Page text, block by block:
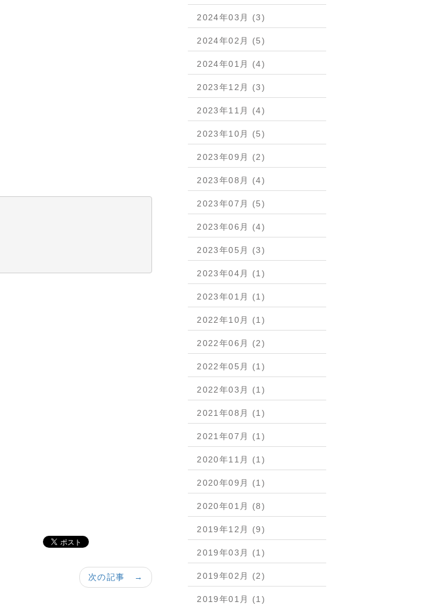
次の記事 →
2024年03月 (3)
2024年02月 (5)
2024年01月 (4)
2023年12月 (3)
2023年11月 (4)
2023年10月 (5)
2023年09月 (2)
2023年08月 (4)
2023年07月 (5)
2023年06月 (4)
2023年05月 (3)
2023年04月 (1)
2023年01月 (1)
2022年10月 (1)
2022年06月 (2)
2022年05月 (1)
2022年03月 (1)
2021年08月 (1)
2021年07月 (1)
2020年11月 (1)
2020年09月 (1)
2020年01月 (8)
2019年12月 (9)
2019年03月 (1)
2019年02月 (2)
2019年01月 (1)